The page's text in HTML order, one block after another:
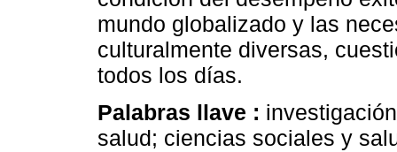
mundo globalizado y las
culturalmente diversas,
todos los días.
Palabras llave :
salud; ciencias sociales y